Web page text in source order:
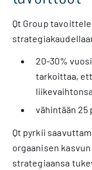
Qt Group
20-30%
tarkoittaa,
vähintään 25
Qt pyrkii
orgaanisen
strategiaansa